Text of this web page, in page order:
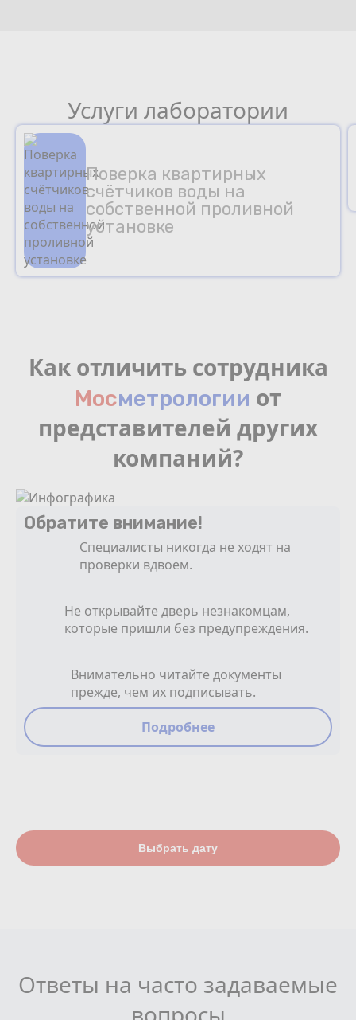
Услуги лаборатории
Поверка квартирных
счётчиков воды на
собственной проливной
установке
Как отличить сотрудника
Мосмeтрологии от
представителей других
компаний?
Обратите внимание!
Специалисты никогда не ходят на
проверки вдвоем.
Не открывайте дверь незнакомцам,
которые пришли без предупреждения.
Внимательно читайте документы
прежде, чем их подписывать.
Подробнее
Выбрать дату
Ответы на часто задаваемые